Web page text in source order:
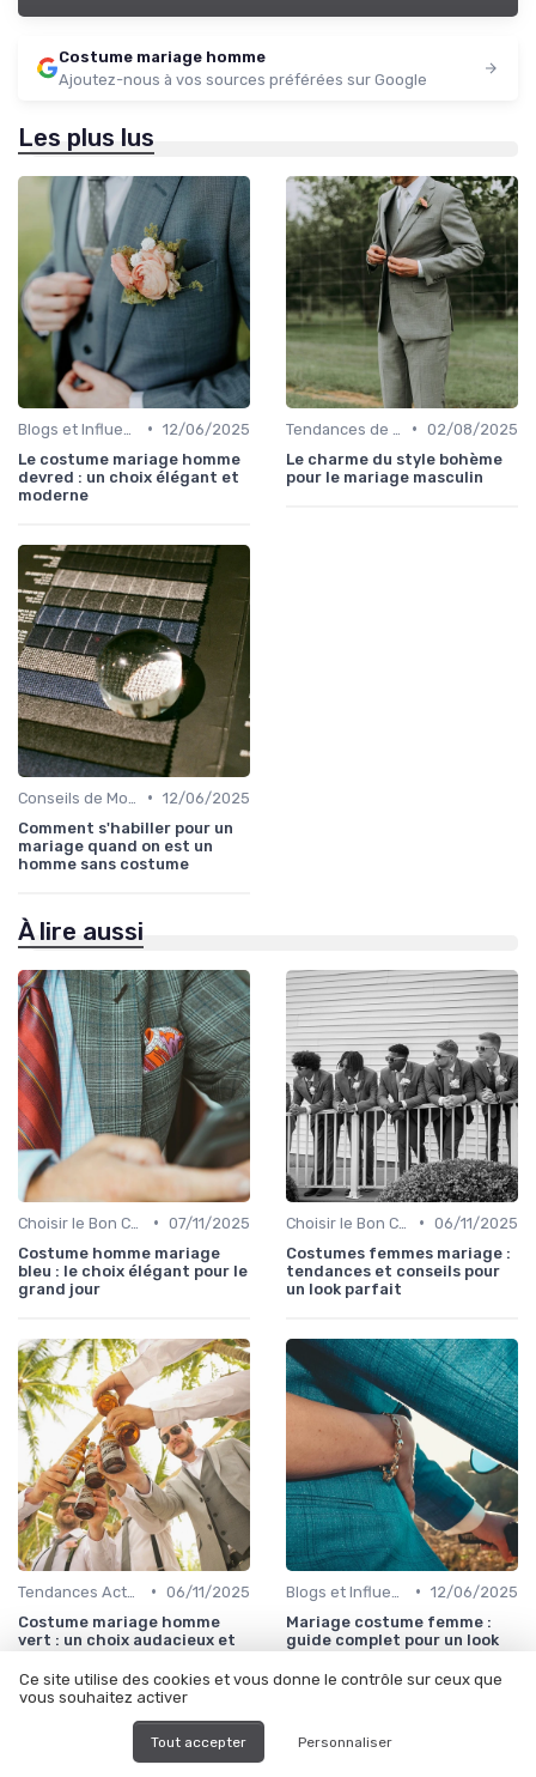
Costume mariage homme
Ajoutez-nous à vos sources préférées sur Google
Les plus lus
• 12/06/2025
Le costume mariage homme
devred : un choix élégant et
moderne
• 02/08/2025
Le charme du style bohème
pour le mariage masculin
• 12/06/2025
Comment s'habiller pour un
mariage quand on est un
homme sans costume
À lire aussi
• 07/11/2025
Costume homme mariage
bleu : le choix élégant pour le
grand jour
• 06/11/2025
Costumes femmes mariage :
tendances et conseils pour
un look parfait
• 06/11/2025
Costume mariage homme
vert : un choix audacieux et
• 12/06/2025
Mariage costume femme :
guide complet pour un look
Ce site utilise des cookies et vous donne le contrôle sur ceux que
vous souhaitez activer
Tout accepter Personnaliser